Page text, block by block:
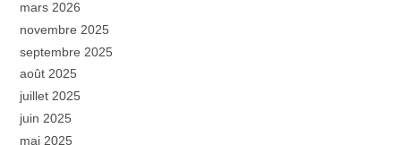
mars 2026
novembre 2025
septembre 2025
août 2025
juillet 2025
juin 2025
mai 2025